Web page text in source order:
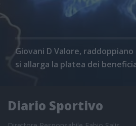
Giovani D Valore,
si allarga la platea dei
Diario Sportivo